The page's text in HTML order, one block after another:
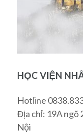
HỌC VIỆN
Hotline
Địa chỉ: 19A ngõ
Nội